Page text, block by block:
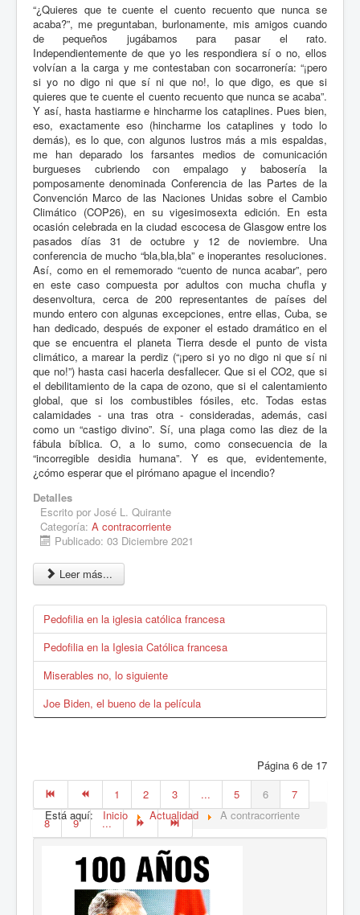
“¿Quieres que te cuente el cuento recuento que nunca se
acaba?”, me preguntaban, burlonamente, mis amigos cuando
de pequeños jugábamos para pasar el rato.
Independientemente de que yo les respondiera sí o no, ellos
volvían a la carga y me contestaban con socarronería: “¡pero
si yo no digo ni que sí ni que no!, lo que digo, es que si
quieres que te cuente el cuento recuento que nunca se acaba”.
Y así, hasta hastiarme e hincharme los cataplines. Pues bien,
eso, exactamente eso (hincharme los cataplines y todo lo
demás), es lo que, con algunos lustros más a mis espaldas,
me han deparado los farsantes medios de comunicación
burgueses cubriendo con empalago y babosería la
pomposamente denominada Conferencia de las Partes de la
Convención Marco de las Naciones Unidas sobre el Cambio
Climático (COP26), en su vigesimosexta edición. En esta
ocasión celebrada en la ciudad escocesa de Glasgow entre los
pasados días 31 de octubre y 12 de noviembre. Una
conferencia de mucho “bla,bla,bla” e inoperantes resoluciones.
Así, como en el rememorado “cuento de nunca acabar”, pero
en este caso compuesta por adultos con mucha chufla y
desenvoltura, cerca de 200 representantes de países del
mundo entero con algunas excepciones, entre ellas, Cuba, se
han dedicado, después de exponer el estado dramático en el
que se encuentra el planeta Tierra desde el punto de vista
climático, a marear la perdiz (“¡pero si yo no digo ni que sí ni
que no!”) hasta casi hacerla desfallecer. Que si el CO2, que si
el debilitamiento de la capa de ozono, que si el calentamiento
global, que si los combustibles fósiles, etc. Todas estas
calamidades - una tras otra - consideradas, además, casi
como un “castigo divino”. Sí, una plaga como las diez de la
fábula bíblica. O, a lo sumo, como consecuencia de la
“incorregible desidia humana”. Y es que, evidentemente,
¿cómo esperar que el pirómano apague el incendio?
Detalles
Escrito por José L. Quirante
Categoría: A contracorriente
Publicado: 03 Diciembre 2021
Leer más...
Pedofilia en la iglesia católica francesa
Pedofilia en la Iglesia Católica francesa
Miserables no, lo siguiente
Joe Biden, el bueno de la película
Página 6 de 17
1
2 3 ... 5 6
7
8
9 ...
Está aquí: Inicio Actualidad A contracorriente